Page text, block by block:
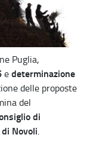
Puglia,
edeterminazione
delle proposte
del
di
Novoli.